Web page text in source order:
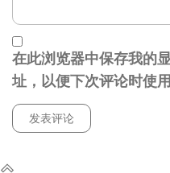
在此浏览器中保存我的
址，以便下次评论时使用